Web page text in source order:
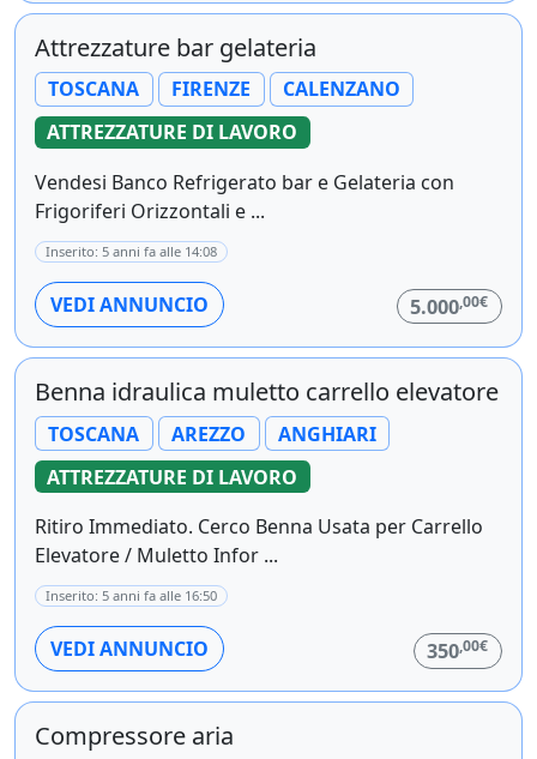
Attrezzature bar gelateria
TOSCANA FIRENZE
CALENZANO
ATTREZZATURE DI LAVORO
Vendesi Banco Refrigerato bar e Gelateria con
Frigoriferi Orizzontali e ...
Inserito: 5 anni fa alle 14:08
VEDI ANNUNCIO 5.000,00€
Benna idraulica muletto carrello elevatore
TOSCANA AREZZO
ANGHIARI
ATTREZZATURE DI LAVORO
Ritiro Immediato. Cerco Benna Usata per Carrello
Elevatore / Muletto Infor ...
Inserito: 5 anni fa alle 16:50
VEDI ANNUNCIO 350,00€
Compressore aria